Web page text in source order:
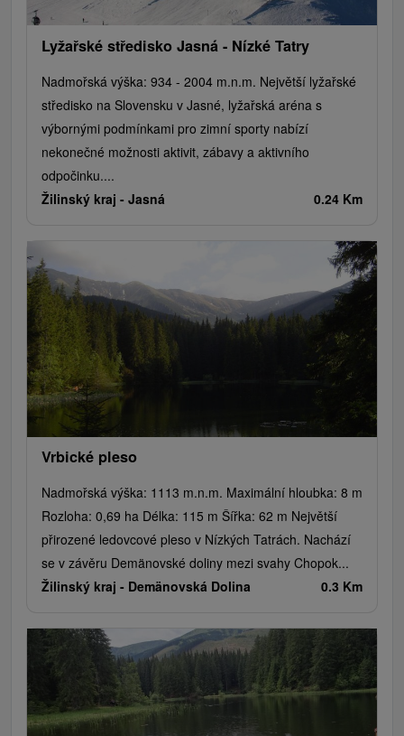
Lyžařské středisko Jasná - Nízké Tatry
Nadmořská výška: 934 - 2004 m.n.m. Největší lyžařské
středisko na Slovensku v Jasné, lyžařská aréna s
výbornými podmínkami pro zimní sporty nabízí
nekonečné možnosti aktivit, zábavy a aktivního
odpočinku....
Žilinský kraj - Jasná 0.24 Km
Vrbické pleso
Nadmořská výška: 1113 m.n.m. Maximální hloubka: 8 m
Rozloha: 0,69 ha Délka: 115 m Šířka: 62 m Největší
přirozené ledovcové pleso v Nízkých Tatrách. Nachází
se v závěru Demänovské doliny mezi svahy Chopok...
Žilinský kraj - Demänovská Dolina 0.3 Km